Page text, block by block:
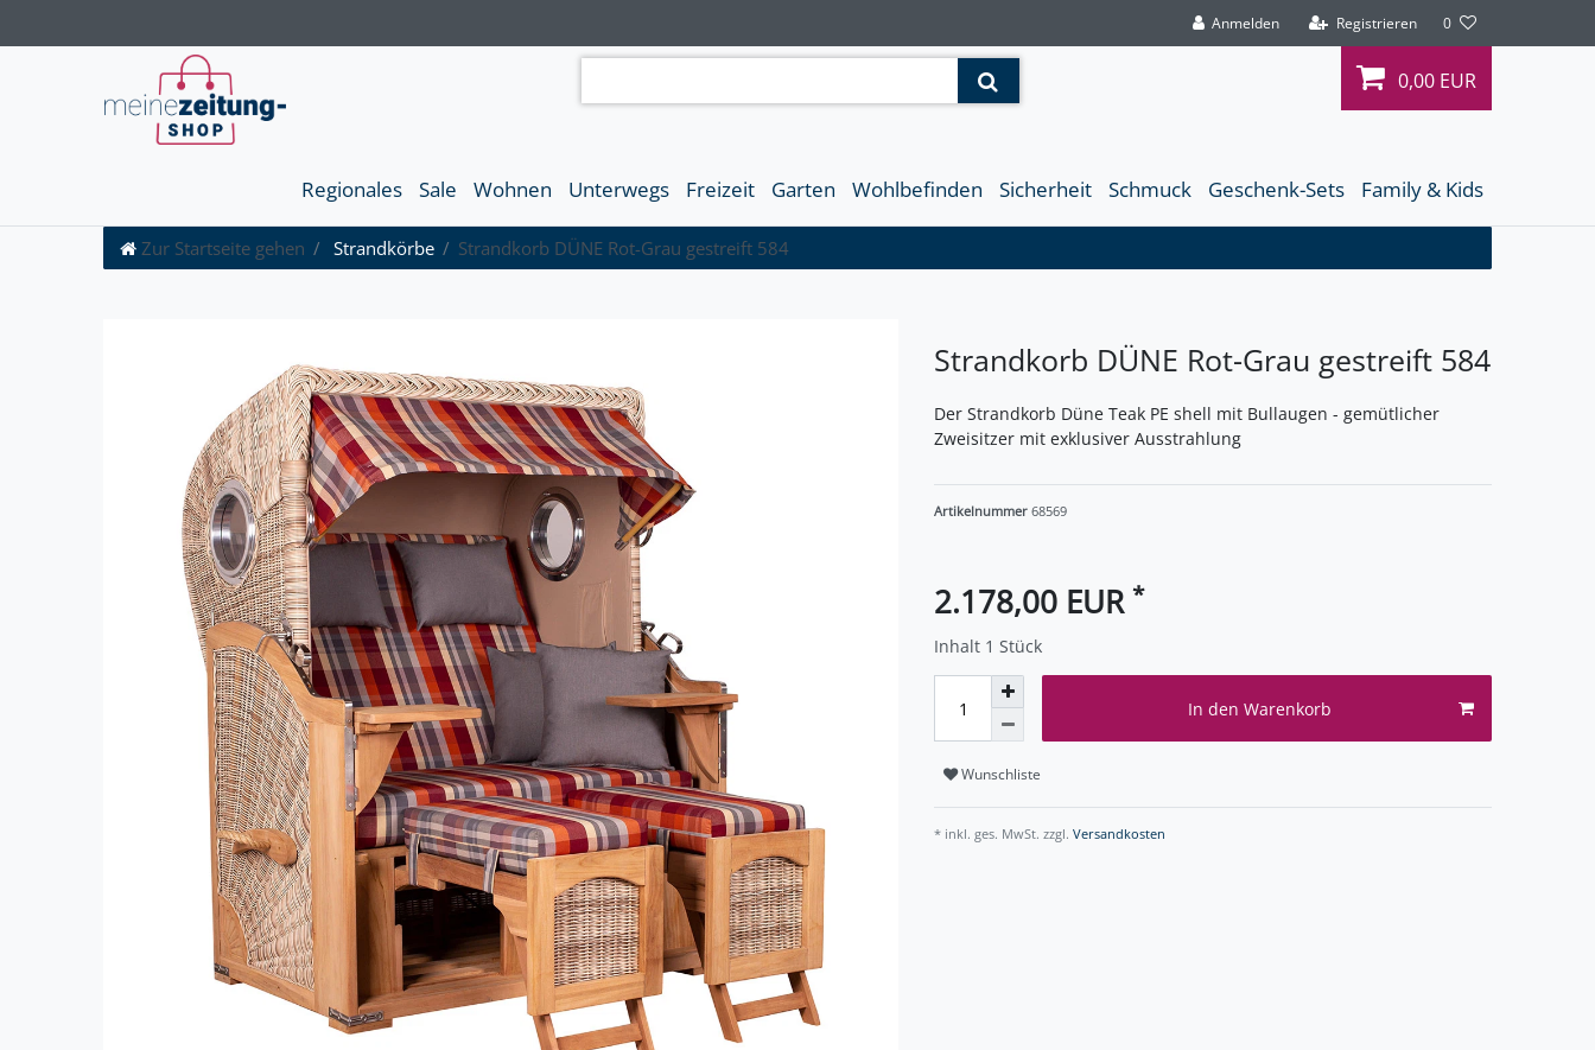
Anmelden Registrieren 0
0,00 EUR
Regionales Sale Wohnen Unterwegs Freizeit Garten Wohlbefinden Sicherheit Schmuck Geschenk-Sets Family & Kids
Zur Startseite gehen Strandkörbe Strandkorb DÜNE Rot-Grau gestreift 584
Strandkorb DÜNE Rot-Grau gestreift 584
Der Strandkorb Düne Teak PE shell mit Bullaugen - gemütlicher
Zweisitzer mit exklusiver Ausstrahlung
Artikelnummer 68569
2.178,00 EUR *
Inhalt 1 Stück
In den Warenkorb
Wunschliste
* inkl. ges. MwSt. zzgl. Versandkosten